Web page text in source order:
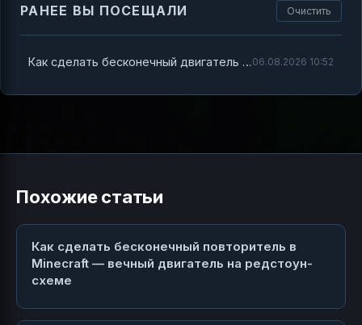
РАНЕЕ ВЫ ПОСЕЩАЛИ Очистить
Как сделать бесконечный двигатель в Minecraft и не сойти с ума06.08.2026 10:52
Похожие статьи
Как сделать бесконечный повторитель в
Minecraft — вечный двигатель на редстоун-
схеме